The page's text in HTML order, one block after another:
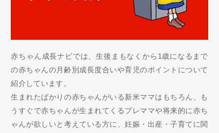
赤ちゃん成長ナビでは、生後まもなくから1歳になるまで
の赤ちゃんの月齢別成長度合いや育児のポイントについて
紹介しています。
生まれたばかりの赤ちゃんがいる新米ママはもちろん、も
うすぐで赤ちゃんが生まれてくるプレママや将来的に赤ち
ゃんが欲しいと考えている方に、妊娠・出産・子育てに関